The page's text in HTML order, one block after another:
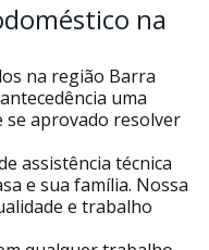
na
na região Barra
uma
se aprovado resolver
assistência técnica
e sua família. Nossa
e trabalho